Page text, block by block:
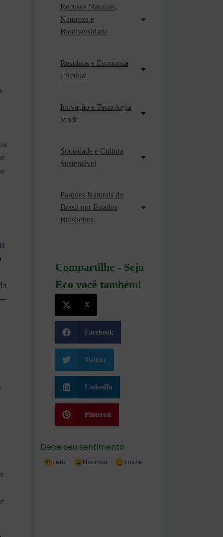
Recusos Naturais,
Natureza e
Biodiversidade
Resíduos e Economia
Circular
Inovação e Tecnologia
Verde
Sociedade e Cultura
Sustentável
Parques Naturais do
Brasil por Estados
Brasileiros
Compartilhe - Seja
Eco você também!
X
Facebook
Twitter
LinkedIn
Pinterest
Deixe seu sentimento
Feliz Normal Triste